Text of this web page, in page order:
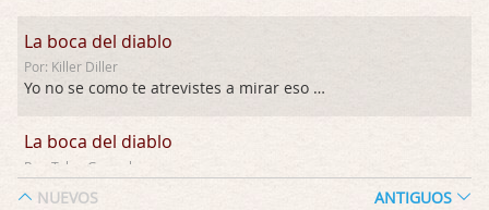
La boca del diablo
Por: Killer Diller
Yo no se como te atrevistes a mirar eso …
La boca del diablo
Por: Talan Gwynek
NUEVOS ANTIGUOS